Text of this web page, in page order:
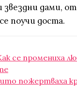
дами,
поучи доста.
се промениха
пожертваха